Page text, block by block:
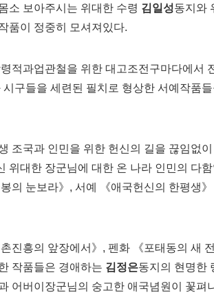
소 보아주시는 위대한 수령 김일성동지와
품이 정중히 모셔져있다.
적과업관철을 위한 대고조전구마다에서
구들을 세련된 필치로 형상한 서예작품
조국과 인민을 위한 헌신의 길을 끊임없
위대한 장군님에 대한 온 나라 인민의 다
의 눈보라》, 서예 《애국헌신의 한평생
진흥의 앞장에서》, 펜화 《포태동의 새
작품들은 경애하는 김정은동지의 현명한
어버이장군님의 숭고한 애국념원이 꽃펴